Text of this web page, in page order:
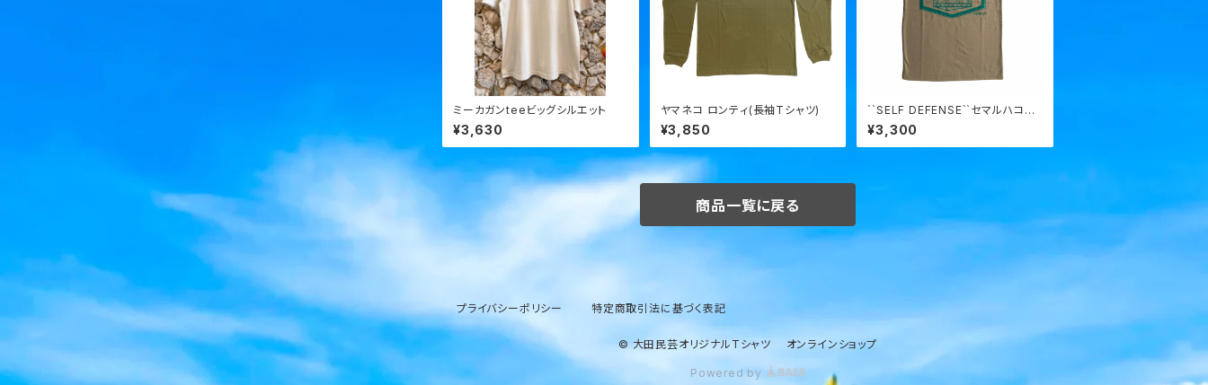
ミーカガンteeビッグシルエット
¥3,630
ヤマネコ ロンティ(長袖Tシャツ)
¥3,850
``SELF DEFENSE``セマルハコガ
メtee
¥3,300
商品一覧に戻る
プライバシーポリシー 特定商取引法に基づく表記
© 大田民芸オリジナルTシャツ オンラインショップ
Powered by